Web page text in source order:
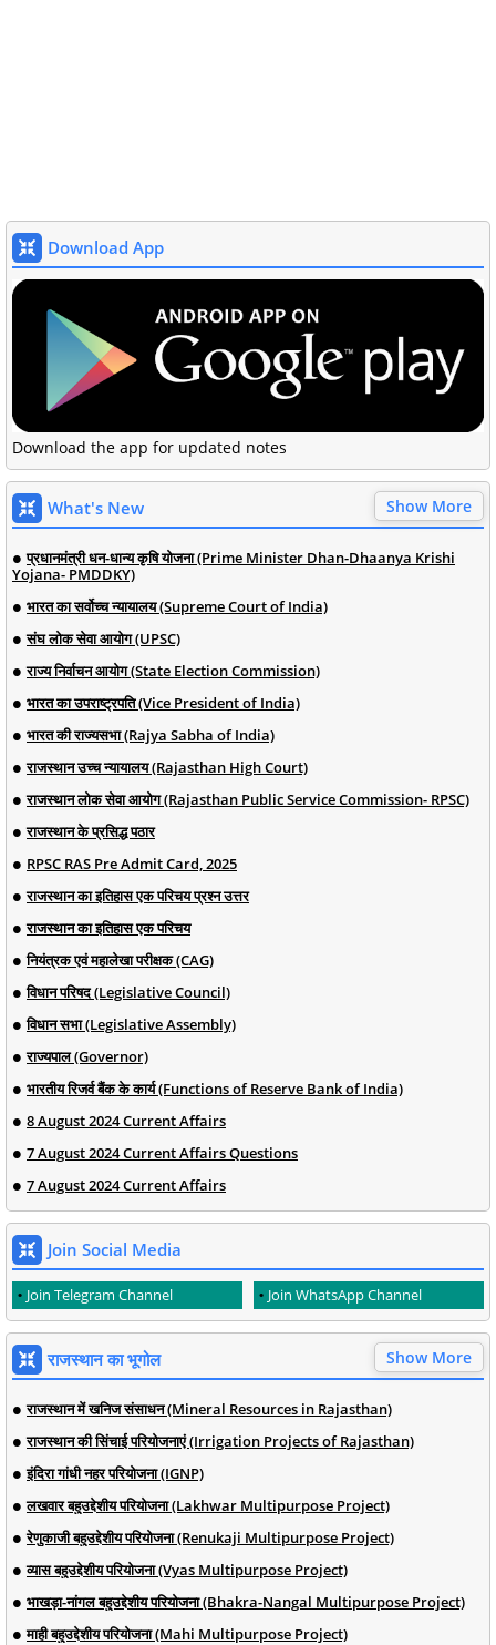
Download App
Download the app for updated notes
What's New Show More
प्रधानमंत्री धन-धान्य कृषि योजना (Prime Minister Dhan-Dhaanya Krishi
Yojana- PMDDKY)
भारत का सर्वोच्च न्यायालय (Supreme Court of India)
संघ लोक सेवा आयोग (UPSC)
राज्य निर्वाचन आयोग (State Election Commission)
भारत का उपराष्ट्रपति (Vice President of India)
भारत की राज्यसभा (Rajya Sabha of India)
राजस्थान उच्च न्यायालय (Rajasthan High Court)
राजस्थान लोक सेवा आयोग (Rajasthan Public Service Commission- RPSC)
राजस्थान के प्रसिद्ध पठार
RPSC RAS Pre Admit Card, 2025
राजस्थान का इतिहास एक परिचय प्रश्न उत्तर
राजस्थान का इतिहास एक परिचय
नियंत्रक एवं महालेखा परीक्षक (CAG)
विधान परिषद (Legislative Council)
विधान सभा (Legislative Assembly)
राज्यपाल (Governor)
भारतीय रिजर्व बैंक के कार्य (Functions of Reserve Bank of India)
8 August 2024 Current Affairs
7 August 2024 Current Affairs Questions
7 August 2024 Current Affairs
Join Social Media
Join Telegram Channel Join WhatsApp Channel
राजस्थान का भूगोल Show More
राजस्थान में खनिज संसाधन (Mineral Resources in Rajasthan)
राजस्थान की सिंचाई परियोजनाएं (Irrigation Projects of Rajasthan)
इंदिरा गांधी नहर परियोजना (IGNP)
लखवार बहुउद्देशीय परियोजना (Lakhwar Multipurpose Project)
रेणुकाजी बहुउद्देशीय परियोजना (Renukaji Multipurpose Project)
व्यास बहुउद्देशीय परियोजना (Vyas Multipurpose Project)
भाखड़ा-नांगल बहुउद्देशीय परियोजना (Bhakra-Nangal Multipurpose Project)
माही बहुउद्देशीय परियोजना (Mahi Multipurpose Project)